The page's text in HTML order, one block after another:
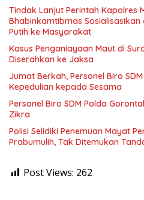
Tindak Lanjut Perintah Kapolres
Bhabinkamtibmas
Putih ke Masyarakat
Kasus Penganiayaan Maut di
Diserahkan ke Jaksa
Jumat Berkah, Personel Biro
Kepedulian kepada Sesama
Personel Biro SDM Polda
Zikra
Polisi Selidiki Penemuan Mayat
Prabumulih, Tak Ditemukan
Post Views: 262